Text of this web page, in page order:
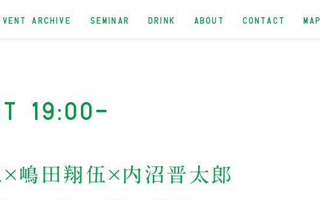
ARCHIVE SEMINAR DRINK ABOUT CONTACT MAP
19:00-
嶋田翔伍×内沼晋太郎